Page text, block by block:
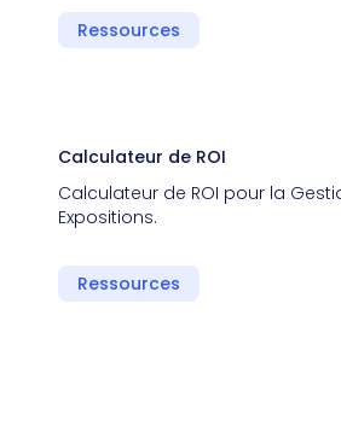
Ressources
Calculateur de ROI
Calculateur de ROI pour la
Expositions.
Ressources